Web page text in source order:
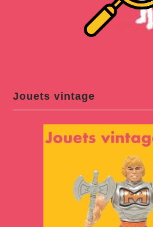
Jouets vintage